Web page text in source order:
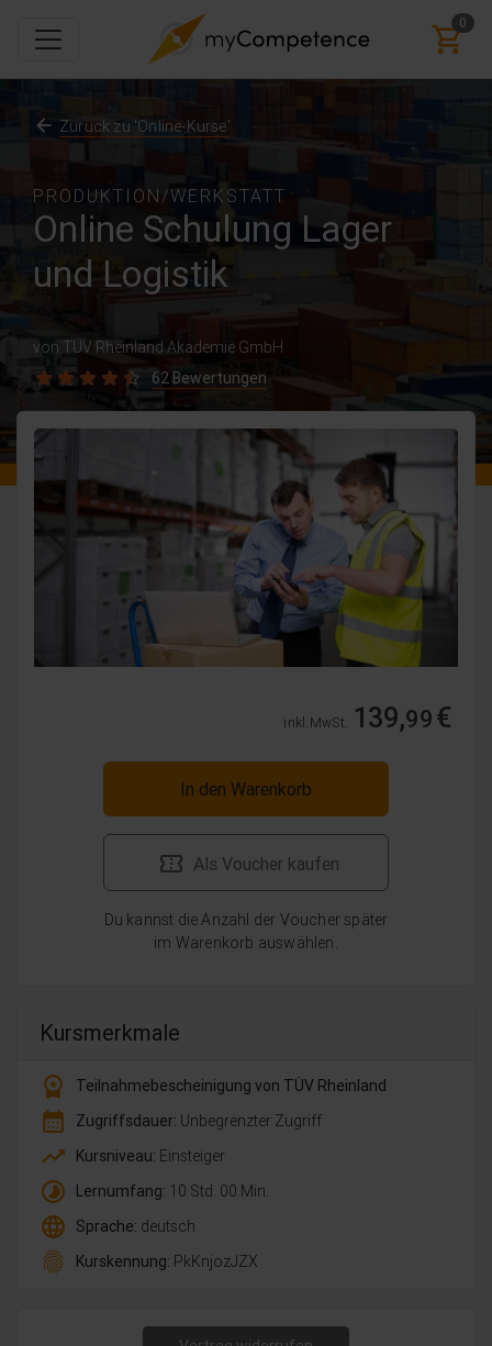
0
PRODUKTION/WERKSTATT
Online Schulung Lager
und Logistik
von TÜV Rheinland Akademie GmbH
62 Bewertungen
Zurück zu 'Online-Kurse'
inkl. MwSt. 139,99€
In den Warenkorb
Als Voucher kaufen
Du kannst die Anzahl der Voucher später
im Warenkorb auswählen.
Kursmerkmale
workspace_premium
Teilnahmebescheinigung von TÜV Rheinland
calendar_month Zugriffsdauer: Unbegrenzter Zugriff
trending_up Kursniveau: Einsteiger
timelapse Lernumfang: 10 Std. 00 Min.
language Sprache: deutsch
fingerprint Kurskennung: PkKnjozJZX